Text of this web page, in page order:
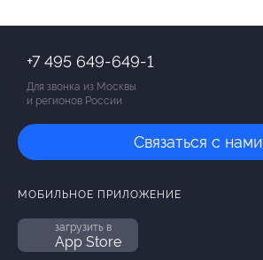
+7 495 649-649-1
Для звонка из Москвы
и регионов России
Связаться с нами
МОБИЛЬНОЕ ПРИЛОЖЕНИЕ
загрузить в
App Store